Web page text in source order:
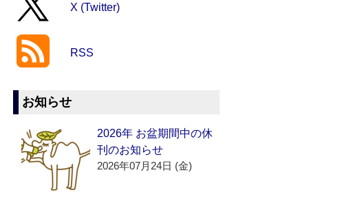
X (Twitter)
RSS
お知らせ
2026年 お盆期間中の休
刊のお知らせ
2026年07月24日 (金)